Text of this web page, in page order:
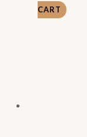
CART